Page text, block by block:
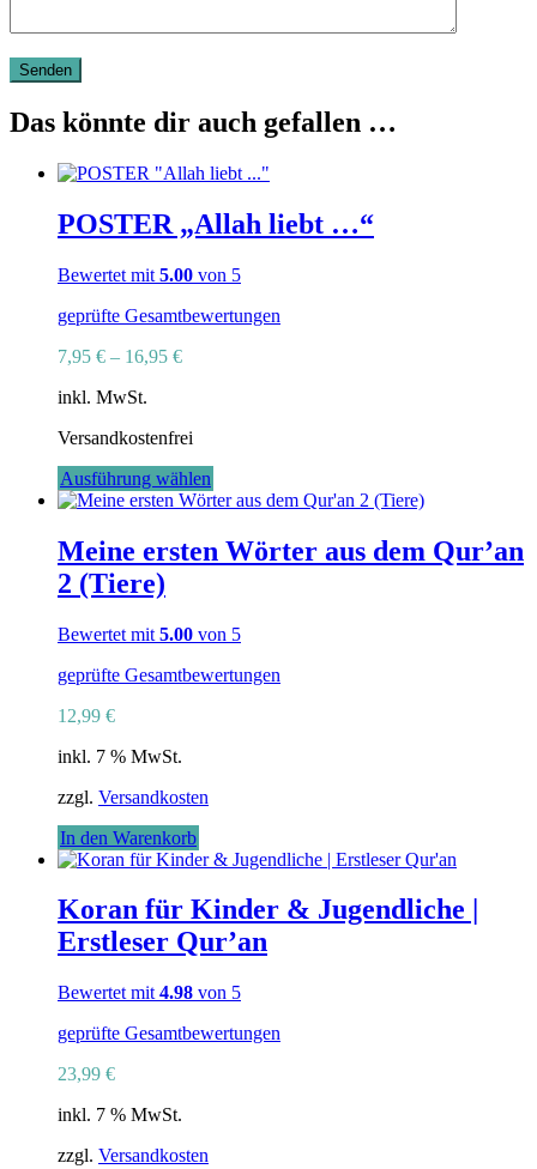
Das könnte dir auch gefallen …
POSTER „Allah liebt …“
Bewertet mit 5.00 von 5
geprüfte Gesamtbewertungen
7,95 € – 16,95 €
inkl. MwSt.
Versandkostenfrei
Ausführung wählen
Produkt
mehrere
Varianten
Optionen
können
auf
Meine ersten Wörter aus dem Qur’an
2 (Tiere)
Bewertet mit 5.00 von 5
geprüfte Gesamtbewertungen
12,99 €
inkl. 7 % MwSt.
zzgl. Versandkosten
In den Warenkorb
Koran für Kinder & Jugendliche |
Erstleser Qur’an
Bewertet mit 4.98 von 5
geprüfte Gesamtbewertungen
23,99 €
inkl. 7 % MwSt.
zzgl. Versandkosten